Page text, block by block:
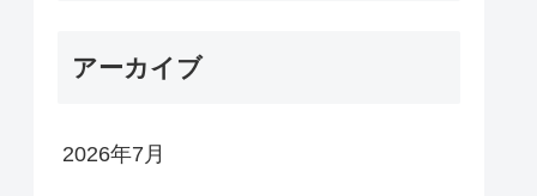
アーカイブ
2026年7月